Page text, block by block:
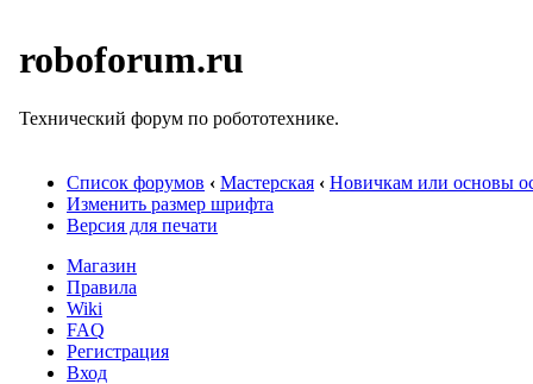
roboforum.ru
Технический форум по робототехнике.
Список форумов ‹ Мастерская ‹ Новичкам или основы
Изменить размер шрифта
Версия для печати
Магазин
Правила
Wiki
FAQ
Регистрация
Вход